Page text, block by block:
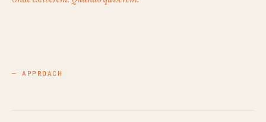
— APPROACH